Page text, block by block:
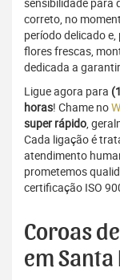
correto, no
período delicado
flores frescas,
dedicada a
Ligue agora para
horas! Chame no
super rápido,
Cada ligação é
atendimento
prometemos
certificação ISO
Coroas
em